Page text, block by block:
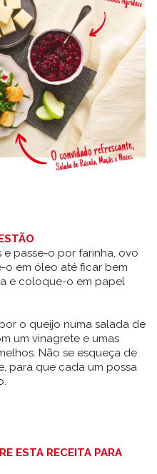
passe-o por farinha, ovo
o em óleo até ficar bem
e coloque-o em papel
o queijo numa salada de
um vinagrete e umas
Não se esqueça de
para que cada um possa
ESTA RECEITA PARA